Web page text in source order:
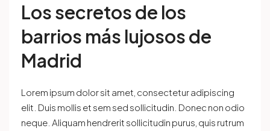
Los secretos de los
barrios más lujosos de
Madrid
Lorem ipsum dolor sit amet, consectetur adipiscing
elit. Duis mollis et sem sed sollicitudin. Donec non odio
neque. Aliquam hendrerit sollicitudin purus, quis rutrum